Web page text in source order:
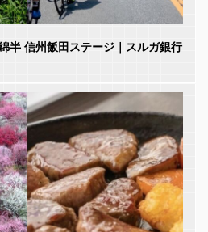
半 信州飯田ステージ｜スルガ銀行